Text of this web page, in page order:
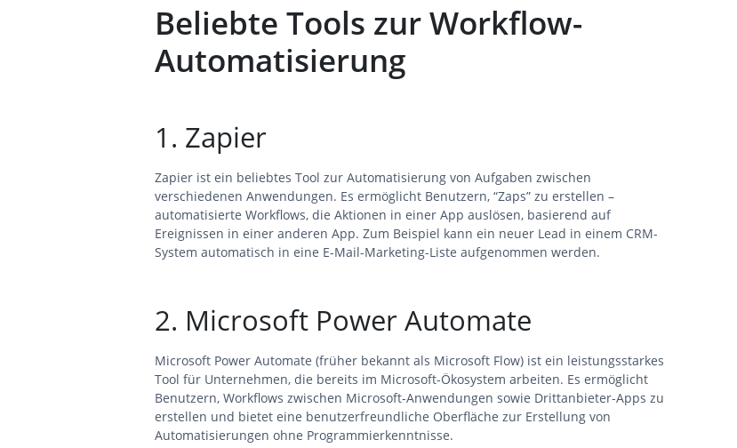
Beliebte Tools zur Workflow-
Automatisierung
1. Zapier
Zapier ist ein beliebtes Tool zur Automatisierung von Aufgaben zwischen
verschiedenen Anwendungen. Es ermöglicht Benutzern, “Zaps” zu erstellen –
automatisierte Workflows, die Aktionen in einer App auslösen, basierend auf
Ereignissen in einer anderen App. Zum Beispiel kann ein neuer Lead in einem CRM-
System automatisch in eine E-Mail-Marketing-Liste aufgenommen werden.
2. Microsoft Power Automate
Microsoft Power Automate (früher bekannt als Microsoft Flow) ist ein leistungsstarkes
Tool für Unternehmen, die bereits im Microsoft-Ökosystem arbeiten. Es ermöglicht
Benutzern, Workflows zwischen Microsoft-Anwendungen sowie Drittanbieter-Apps zu
erstellen und bietet eine benutzerfreundliche Oberfläche zur Erstellung von
Automatisierungen ohne Programmierkenntnisse.